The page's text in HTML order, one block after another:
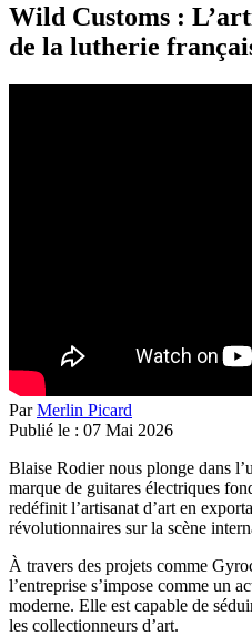
Wild Customs :
de la lutherie
ParMerlin Picard
Publié le : 07 Mai 2026
Blaise Rodier nous plonge dans
marque de guitares électriques
redéfinit l’artisanat d’art en
révolutionnaires sur la scène
À travers des projets comme
l’entreprise s’impose comme un
moderne. Elle est capable de
les collectionneurs d’art.